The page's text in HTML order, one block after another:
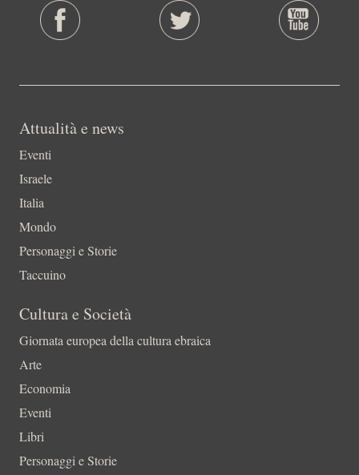
Attualità e news
Eventi
Israele
Italia
Mondo
Personaggi e Storie
Taccuino
Cultura e Società
Giornata europea della cultura ebraica
Arte
Economia
Eventi
Libri
Personaggi e Storie